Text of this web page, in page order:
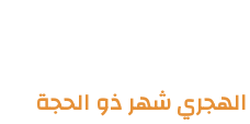
شهر ذو الحجة